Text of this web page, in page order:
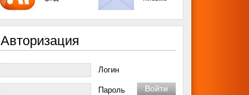
Авторизация
Логин
Пароль